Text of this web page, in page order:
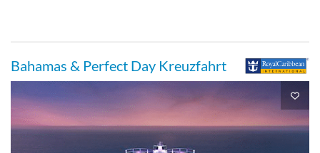
Bahamas & Perfect Day Kreuzfahrt